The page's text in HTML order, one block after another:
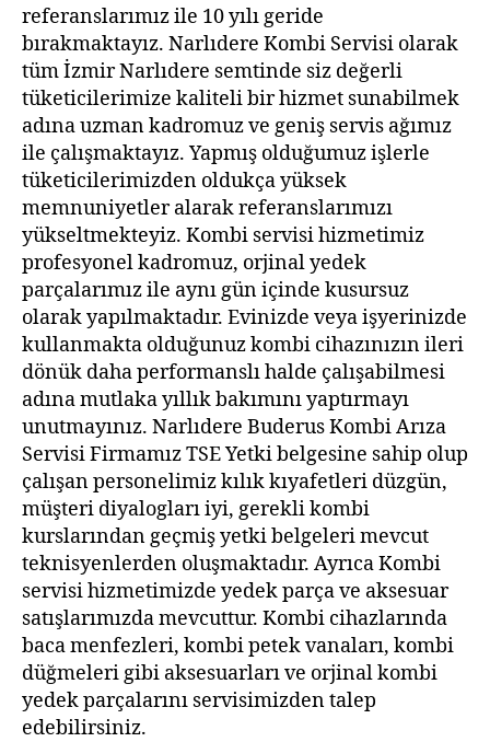
referanslarımız ile 10 yılı geride
bırakmaktayız. Narlıdere Kombi Servisi olarak
tüm İzmir Narlıdere semtinde siz değerli
tüketicilerimize kaliteli bir hizmet sunabilmek
adına uzman kadromuz ve geniş servis ağımız
ile çalışmaktayız. Yapmış olduğumuz işlerle
tüketicilerimizden oldukça yüksek
memnuniyetler alarak referanslarımızı
yükseltmekteyiz. Kombi servisi hizmetimiz
profesyonel kadromuz, orjinal yedek
parçalarımız ile aynı gün içinde kusursuz
olarak yapılmaktadır. Evinizde veya işyerinizde
kullanmakta olduğunuz kombi cihazınızın ileri
dönük daha performanslı halde çalışabilmesi
adına mutlaka yıllık bakımını yaptırmayı
unutmayınız. Narlıdere Buderus Kombi Arıza
Servisi Firmamız TSE Yetki belgesine sahip olup
çalışan personelimiz kılık kıyafetleri düzgün,
müşteri diyalogları iyi, gerekli kombi
kurslarından geçmiş yetki belgeleri mevcut
teknisyenlerden oluşmaktadır. Ayrıca Kombi
servisi hizmetimizde yedek parça ve aksesuar
satışlarımızda mevcuttur. Kombi cihazlarında
baca menfezleri, kombi petek vanaları, kombi
düğmeleri gibi aksesuarları ve orjinal kombi
yedek parçalarını servisimizden talep
edebilirsiniz.